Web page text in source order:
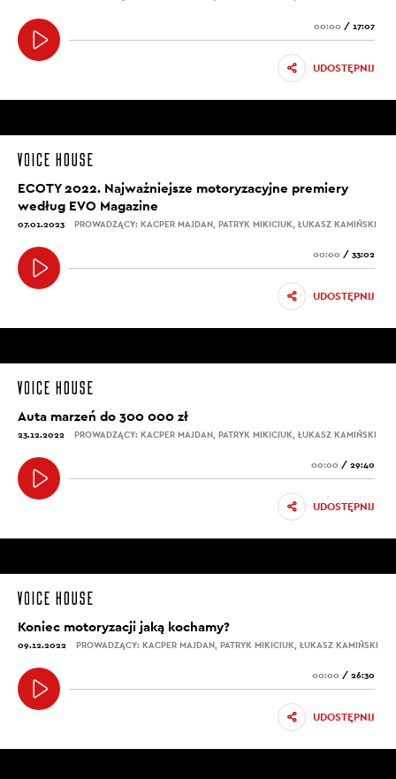
00:00 / 17:07
UDOSTĘPNIJ
ECOTY 2022. Najważniejsze motoryzacyjne premiery
według EVO Magazine
07.01.2023 PROWADZĄCY: KACPER MAJDAN, PATRYK MIKICIUK, ŁUKASZ KAMIŃSKI
00:00 / 33:02
UDOSTĘPNIJ
Auta marzeń do 300 000 zł
23.12.2022 PROWADZĄCY: KACPER MAJDAN, PATRYK MIKICIUK, ŁUKASZ KAMIŃSKI
00:00 / 29:40
UDOSTĘPNIJ
Koniec motoryzacji jaką kochamy?
09.12.2022 PROWADZĄCY: KACPER MAJDAN, PATRYK MIKICIUK, ŁUKASZ KAMIŃSKI
00:00 / 26:30
UDOSTĘPNIJ